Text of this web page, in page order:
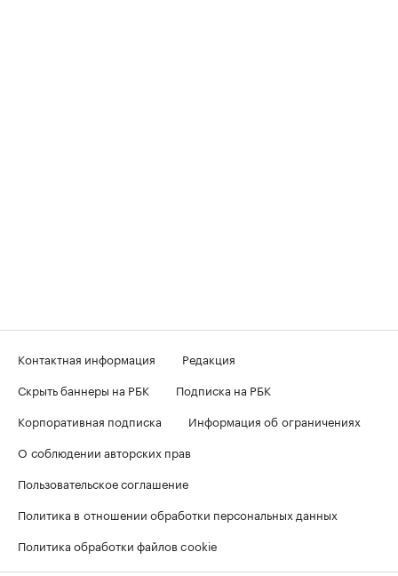
Контактная информация
Редакция
Скрыть баннеры на РБК
Подписка на РБК
Корпоративная подписка
Информация об ограничениях
О соблюдении авторских прав
Пользовательское соглашение
Политика в отношении обработки персональных данных
Политика обработки файлов cookie